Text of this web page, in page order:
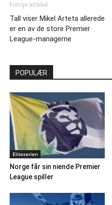
Forrige artikkel
Tall viser Mikel Arteta allerede
er en av de store Premier
League-managerne
POPULÆR
Eliteserien
Norge får sin niende Premier
League spiller